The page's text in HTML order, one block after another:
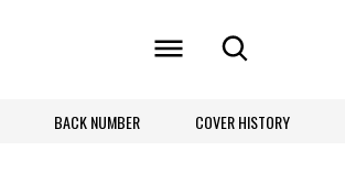
BACK NUMBER COVER HISTORY